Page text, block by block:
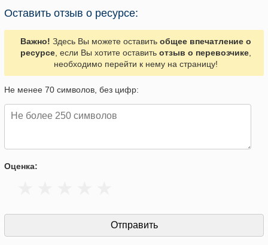
Оставить отзыв о ресурсе:
Важно! Здесь Вы можете оставить общее впечатление о
ресурсе, если Вы хотите оставить отзыв о перевозчике,
необходимо перейти к нему на страницу!
Не менее 70 символов, без цифр:
Оценка: